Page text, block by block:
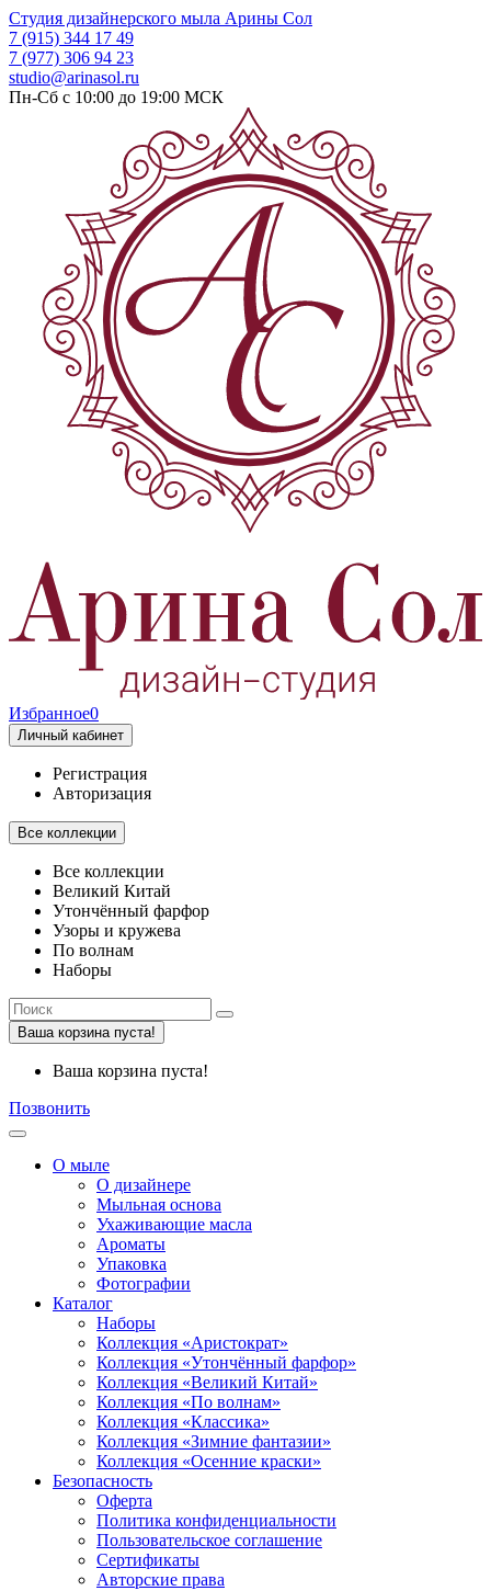
Студия дизайнерского мыла Арины Сол
7 (915) 344 17 49
7 (977) 306 94 23
studio@arinasol.ru
Пн-Сб с 10:00 до 19:00 МСК
Избранное0
Личный кабинет
Регистрация
Авторизация
Все коллекции
Все коллекции
Великий Китай
Утончённый фарфор
Узоры и кружева
По волнам
Наборы
Ваша корзина пуста!
Ваша корзина пуста!
Позвонить
О мыле
О дизайнере
Мыльная основа
Ухаживающие масла
Ароматы
Упаковка
Фотографии
Каталог
Наборы
Коллекция «Аристократ»
Коллекция «Утончённый фарфор»
Коллекция «Великий Китай»
Коллекция «По волнам»
Коллекция «Классика»
Коллекция «Зимние фантазии»
Коллекция «Осенние краски»
Безопасность
Оферта
Политика конфиденциальности
Пользовательское соглашение
Сертификаты
Авторские права